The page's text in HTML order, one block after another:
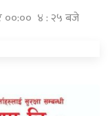
००:०० ४ : २५ बजे